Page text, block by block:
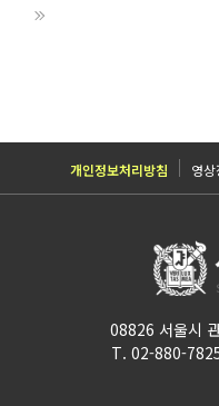
개인정보처리방침 영
08826 서울시
T. 02-880-